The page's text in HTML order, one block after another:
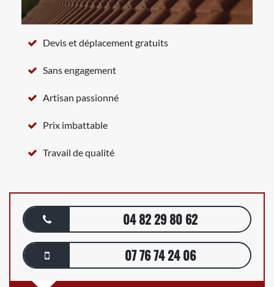
Devis et déplacement gratuits
Sans engagement
Artisan passionné
Prix imbattable
Travail de qualité
04 82 29 80 62
07 76 74 24 06